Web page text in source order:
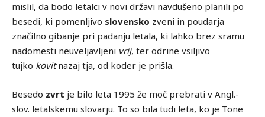
mislil, da bodo letalci v novi državi navdušeno planili po
besedi, ki pomenljivo slovensko zveni in poudarja
značilno gibanje pri padanju letala, ki lahko brez sramu
nadomesti neuveljavljeni vrij, ter odrine vsiljivo
tujko kovitnazaj tja, od koder je prišla.
Besedo zvrt je bilo leta 1995 že moč prebrati v Angl.-
slov. letalskemu slovarju. To so bila tudi leta, ko je Tone